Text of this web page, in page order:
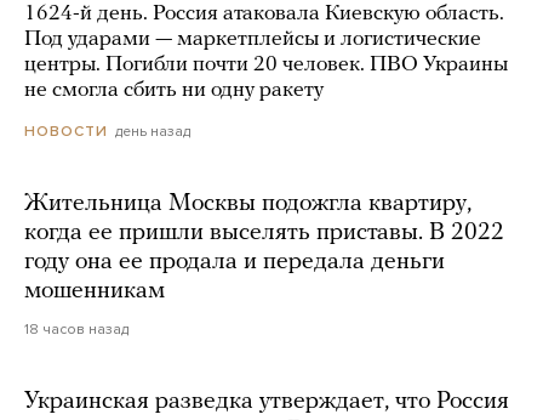
1624-й день. Россия атаковала Киевскую область.
Под ударами — маркетплейсы и логистические
центры. Погибли почти 20 человек. ПВО Украины
не смогла сбить ни одну ракету
НОВОСТИ день назад
Жительница Москвы подожгла квартиру,
когда ее пришли выселять приставы. В 2022
году она ее продала и передала деньги
мошенникам
18 часов назад
Украинская разведка утверждает, что Россия